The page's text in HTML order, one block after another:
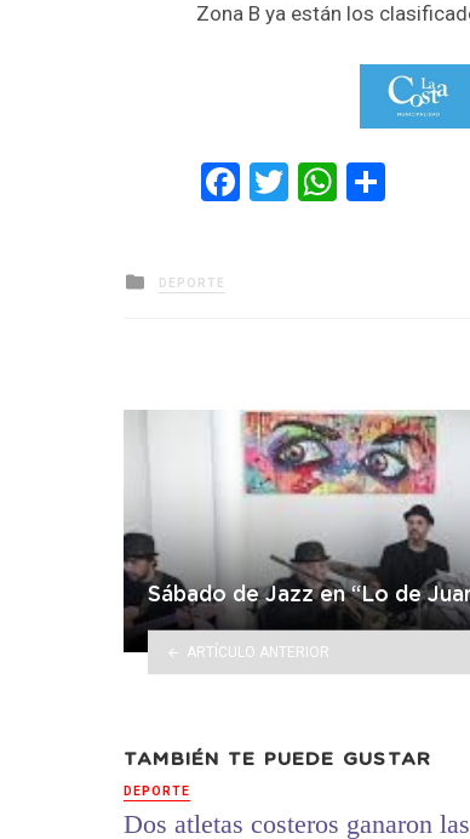
Zona B ya están los
Facebook
Twitter
Posted
in
DEPORTE
Sábado de Jazz en “Lo de
ARTÍCULO ANTERIOR
TAMBIÉN TE PUEDE GUSTAR
DEPORTE
Dos atletas costeros ganaron